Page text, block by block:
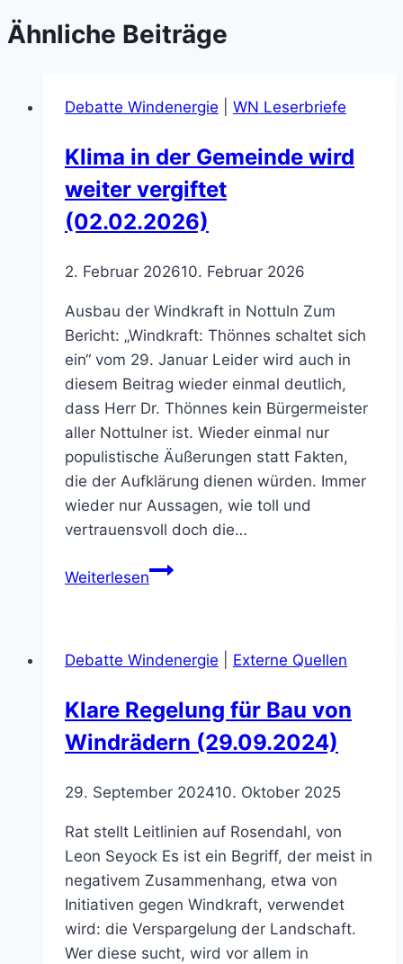
Ähnliche Beiträge
Debatte Windenergie WN Leserbriefe
Klima in der Gemeinde wird
weiter vergiftet
(02.02.2026)
2. Februar 202610. Februar 2026
Ausbau der Windkraft in Nottuln Zum
Bericht: „Windkraft: Thönnes schaltet sich
ein“ vom 29. Januar Leider wird auch in
diesem Beitrag wieder einmal deutlich,
dass Herr Dr. Thönnes kein Bürgermeister
aller Nottulner ist. Wieder einmal nur
populistische Äußerungen statt Fakten,
die der Aufklärung dienen würden. Immer
wieder nur Aussagen, wie toll und
vertrauensvoll doch die…
WeiterlesenKlima
wird
vergiftet
(02.02.2026)
Debatte Windenergie Externe Quellen
Klare Regelung für Bau von
Windrädern (29.09.2024)
29. September 202410. Oktober 2025
Rat stellt Leitlinien auf Rosendahl, von
Leon Seyock Es ist ein Begriff, der meist in
negativem Zusammenhang, etwa von
Initiativen gegen Windkraft, verwendet
wird: die Verspargelung der Landschaft.
Wer diese sucht, wird vor allem in